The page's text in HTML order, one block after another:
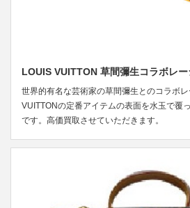
LOUIS VUITTON 草間彌生コラボレ
世界的有名な芸術家の草間彌生とのコラボ
VUITTONの定番アイテムの表面を水玉で覆
です。高価買取させていただきます。